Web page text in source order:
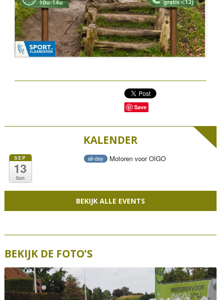
Save
KALENDER
SEP
13
Sun
all-day Motoren voor OIGO
BEKIJK ALLE EVENTS
BEKIJK DE FOTO’S